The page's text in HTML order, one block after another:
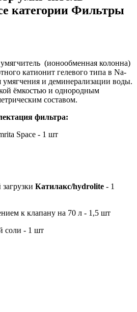
категории Фильтры
(ионообменная колонна)
катионит гелевого типа в Na-
умягчения и деминерализации воды.
ёмкостью и однородным
составом.
фильтра:
Space - 1 шт
Катилакс/hydrolite - 1
к клапану на 70 л - 1,5 шт
соли - 1 шт